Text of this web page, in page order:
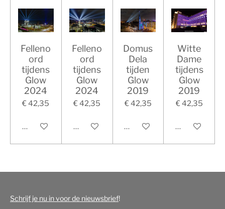
Felleno
ord
tijdens
Glow
2024
€ 42,35
In winkelwagen
Felleno
ord
tijdens
Glow
2024
€ 42,35
In winkelwagen
Domus
Dela
tijden
Glow
2019
€ 42,35
In winkelwagen
Witte
Dame
tijdens
Glow
2019
€ 42,35
In
Schrijf je nu in voor de nieuwsbrief!